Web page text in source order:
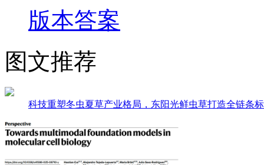
版本答案
图文推荐
科技重塑冬虫夏草产业格局，东阳光鲜虫草打造全链条